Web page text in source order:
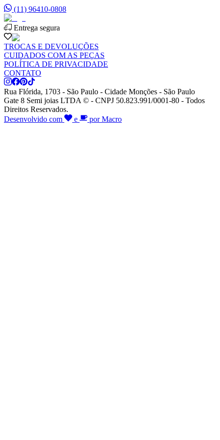
(11) 96410-0808
Entrega segura
TROCAS E DEVOLUÇÕES
CUIDADOS COM AS PEÇAS
POLÍTICA DE PRIVACIDADE
CONTATO
Rua Flórida, 1703 - São Paulo - Cidade Monções - São Paulo
Gate 8 Semi joias LTDA © - CNPJ 50.823.991/0001-80 - Todos
Direitos Reservados.
Desenvolvido com
e por Macro